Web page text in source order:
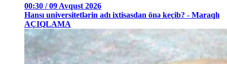
00:30 / 09 Avqust 2026
Hansı universitetlərin adı ixtisasdan önə keçib? - Maraqlı
AÇIQLAMA